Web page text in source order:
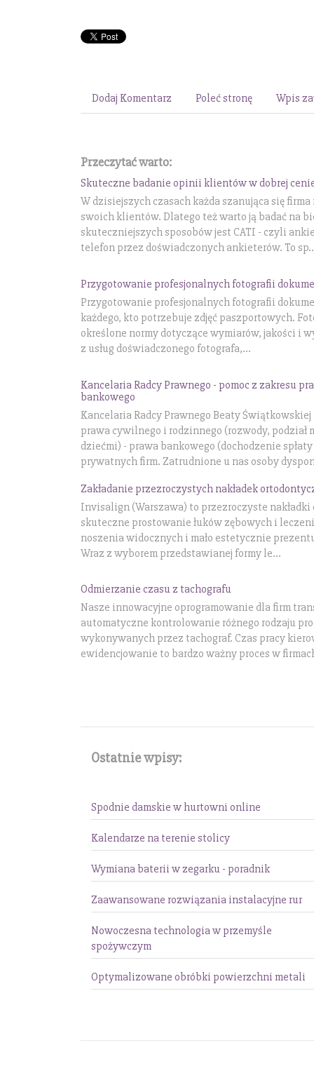
Dodaj Komentarz Poleć stronę Wpis
Przeczytać warto:
Skuteczne badanie opinii klientów w dobrej
W dzisiejszych czasach każda szanująca się
swoich klientów. Dlatego też warto ją badać na
skuteczniejszych sposobów jest CATI - czyli
telefon przez doświadczonych ankieterów. To
Przygotowanie profesjonalnych fotografii
Przygotowanie profesjonalnych fotografii
każdego, kto potrzebuje zdjęć paszportowych.
określone normy dotyczące wymiarów, jakości i
z usług doświadczonego fotografa,...
Kancelaria Radcy Prawnego - pomoc z zakresu
bankowego
Kancelaria Radcy Prawnego Beaty
prawa cywilnego i rodzinnego (rozwody, podział
dziećmi) - prawa bankowego (dochodzenie
prywatnych firm. Zatrudnione u nas osoby
Zakładanie przezroczystych nakładek
Invisalign (Warszawa) to przezroczyste
skuteczne prostowanie łuków zębowych i
noszenia widocznych i mało estetycznie
Wraz z wyborem przedstawianej formy le...
Odmierzanie czasu z tachografu
Nasze innowacyjne oprogramowanie dla firm
automatyczne kontrolowanie różnego rodzaju
wykonywanych przez tachograf. Czas pracy
ewidencjowanie to bardzo ważny proces w
Ostatnie wpisy:
Spodnie damskie w hurtowni online
Kalendarze na terenie stolicy
Wymiana baterii w zegarku - poradnik
Zaawansowane rozwiązania instalacyjne rur
Nowoczesna technologia w przemyśle
spożywczym
Optymalizowane obróbki powierzchni metali